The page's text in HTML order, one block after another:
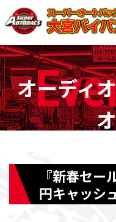
オーディ
『新春セ
円キャッシ